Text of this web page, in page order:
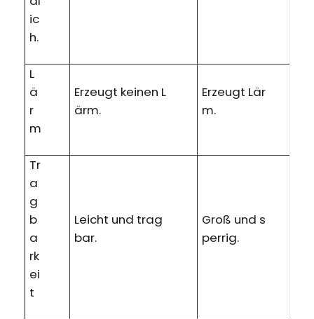
ic
h.
L
ä
r
m
Erzeugt keinen L
ärm.
Erzeugt Lär
m.
Tr
a
g
b
a
rk
ei
t
Leicht und trag
bar.
Groß und s
perrig.